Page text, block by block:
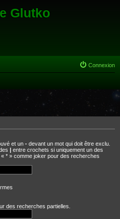
Glutko
Connexion
et un - devant un mot qui doit être exclu.
| entre crochets si uniquement un des
* » comme joker pour des recherches
des recherches partielles.